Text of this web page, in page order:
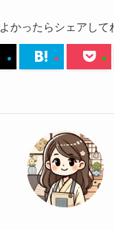
よかったらシェアして